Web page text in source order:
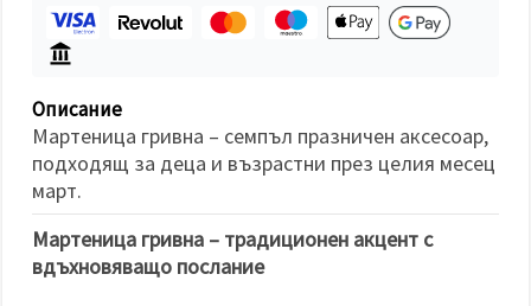
"Запази"
всички
Настройки
на
бисквитките
Описание
Мартеница гривна – семпъл празничен аксесоар,
подходящ за деца и възрастни през целия месец
март.
Мартеница гривна – традиционен акцент с
вдъхновяващо послание